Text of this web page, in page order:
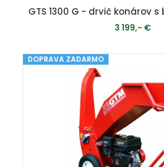
3 199,- €
PRIDAŤ DO KOŠÍKA
DOPRAVA ZADARMO